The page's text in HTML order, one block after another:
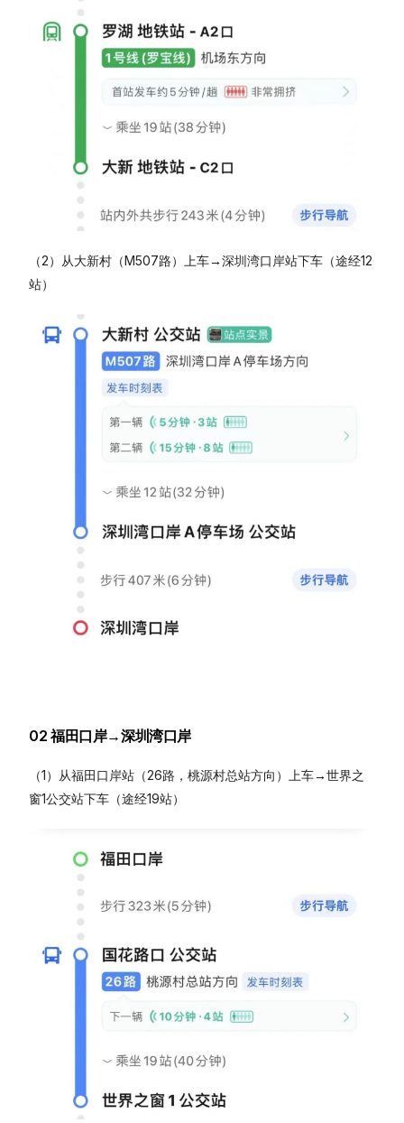
（2）从大新村（M507路）上车→深圳湾口岸站下车（途经12
站）
02 福田口岸→深圳湾口岸
（1）从福田口岸站（26路，桃源村总站方向）上车→世界之
窗1公交站下车（途经19站）